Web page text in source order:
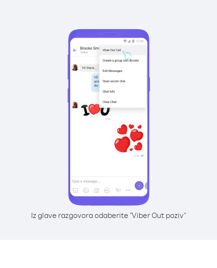
Iz glave razgovora odaberite "Viber Out poziv"